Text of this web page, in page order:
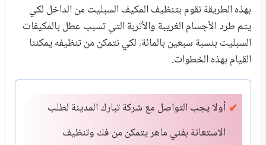
بهذه الطريقة نقوم بتنظيف المكيف السبليت من الداخل لكي
يتم طرد الأجسام الغريبة والأتربة التي تسبب عطل بالمكيفات
السبليت بنسبة سبعين بالمائة، لكي نتمكن من تنظيفه يمكننا
القيام بهذه الخطوات.
أولا يجب التواصل مع شركة تبارك المدينة لطلب
الاستعانة بفني ماهر يتمكن من فك وتنظيف